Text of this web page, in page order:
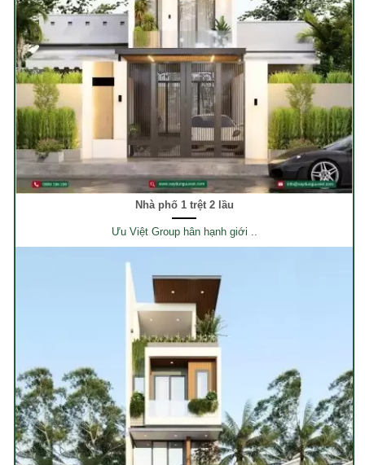
Nhà phố 1 trệt 2 lầu
Ưu Việt Group hân hạnh giới ..